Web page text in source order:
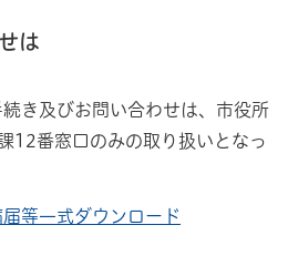
は
き及びお問い合わせは、市役所
12番窓口のみの取り扱いとなっ
等一式ダウンロード